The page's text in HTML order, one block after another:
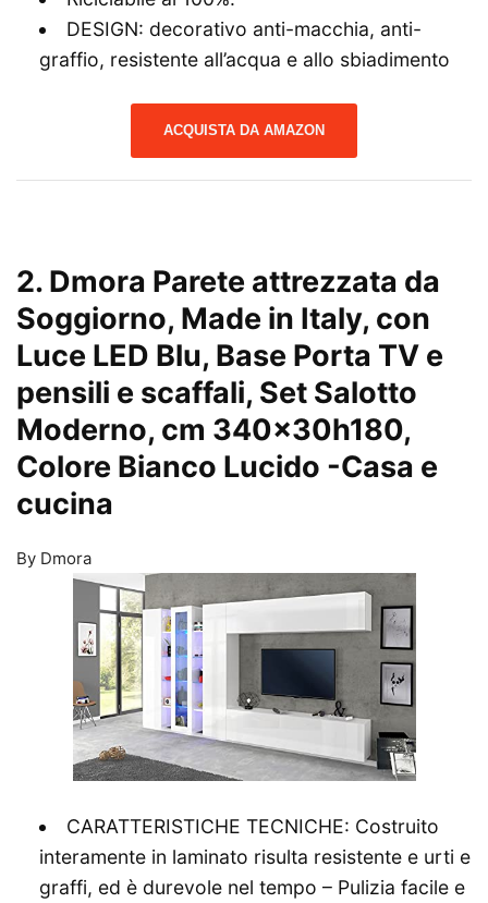
DESIGN: decorativo anti-macchia, anti-
graffio, resistente all’acqua e allo sbiadimento
ACQUISTA DA AMAZON
2. Dmora Parete attrezzata da
Soggiorno, Made in Italy, con
Luce LED Blu, Base Porta TV e
pensili e scaffali, Set Salotto
Moderno, cm 340x30h180,
Colore Bianco Lucido -Casa e
cucina
By Dmora
CARATTERISTICHE TECNICHE: Costruito
interamente in laminato risulta resistente e urti e
graffi, ed è durevole nel tempo – Pulizia facile e